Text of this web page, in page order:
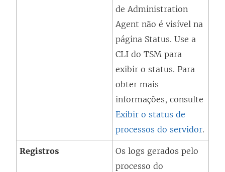
deAdministration
Agent não é visível na
página Status. Use a
CLI do TSM para
exibir o status. Para
obter mais
informações, consulte
Exibir o status de
processos do servidor.
Registros
Os logs gerados pelo
processo do